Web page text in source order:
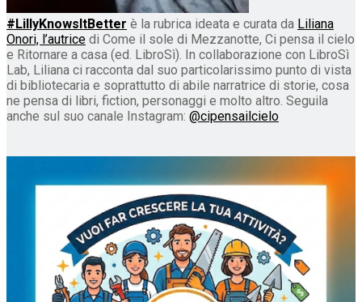
#LillyKnowsItBetter è la rubrica ideata e curata da Liliana
Onori, l’autrice di Come il sole di Mezzanotte, Ci pensa il cielo
e Ritornare a casa (ed. LibroSì). In collaborazione con LibroSì
Lab, Liliana ci racconta dal suo particolarissimo punto di vista
di bibliotecaria e soprattutto di abile narratrice di storie, cosa
ne pensa di libri, fiction, personaggi e molto altro. Seguila
anche sul suo canale Instagram: @cipensailcielo